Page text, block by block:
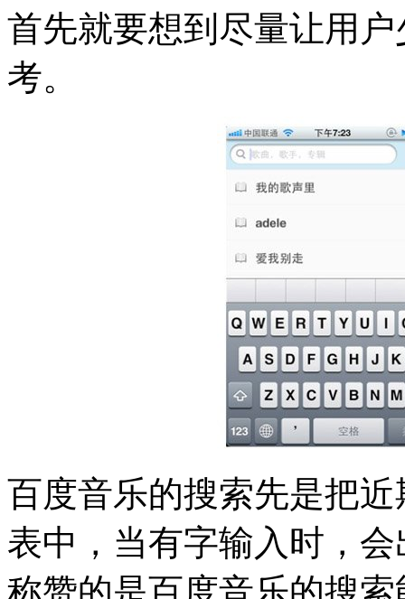
首先就要想到尽量让用
考。
百度音乐的搜索先是把
表中，当有字输入时，
称赞的是百度音乐的搜